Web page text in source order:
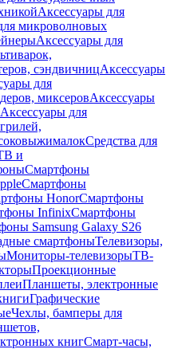
Аксессуары для
микроволновых
Аксессуары для
сэндвичницАксессуары
для
миксеровАксессуары
Аксессуары для
Средства для
и
Смартфоны
Смартфоны
HonorСмартфоны
InfinixСмартфоны
Samsung Galaxy S26
смартфоныТелевизоры,
Мониторы-телевизорыТВ-
Проекционные
Планшеты, электронные
Графические
Чехлы, бамперы для
книгСмарт-часы,